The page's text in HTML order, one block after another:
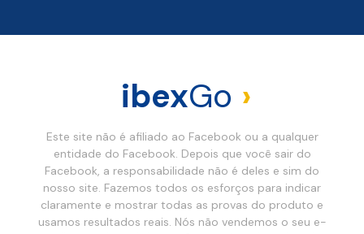
ibexGo ›
Este site não é afiliado ao Facebook ou a qualquer
entidade do Facebook. Depois que você sair do
Facebook, a responsabilidade não é deles e sim do
nosso site. Fazemos todos os esforços para indicar
claramente e mostrar todas as provas do produto e
usamos resultados reais. Nós não vendemos o seu e-